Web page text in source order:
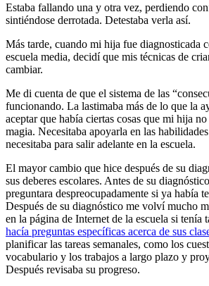
Estaba fallando una y otra vez, perdiendo
sintiéndose derrotada. Detestaba verla así.
Más tarde, cuando mi hija fue diagnosticada
escuela media, decidí que mis técnicas de
cambiar.
Me di cuenta de que el sistema de las
funcionando. La lastimaba más de lo que la
aceptar que había ciertas cosas que mi hija
magia. Necesitaba apoyarla en las
necesitaba para salir adelante en la escuela.
El mayor cambio que hice después de su
sus deberes escolares. Antes de su
preguntara despreocupadamente si ya había
Después de su diagnóstico me volví mucho
en la página de Internet de la escuela si tenía
hacía preguntas específicas acerca de sus
planificar las tareas semanales, como los
vocabulario y los trabajos a largo plazo y
Después revisaba su progreso.